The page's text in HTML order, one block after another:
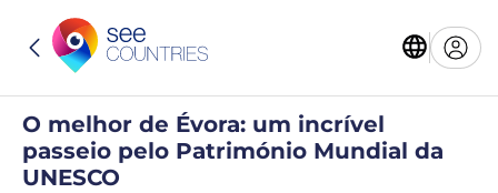
O melhor de Évora: um incrível
passeio pelo Património Mundial da
UNESCO